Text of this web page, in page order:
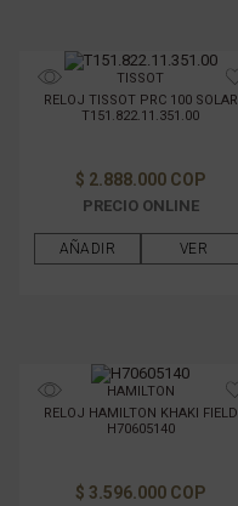
TISSOT
RELOJ TISSOT PRC 100 SOLAR
T151.822.11.351.00
$ 2.888.000 COP
PRECIO ONLINE
AÑADIR VER
HAMILTON
RELOJ HAMILTON KHAKI FIELD
H70605140
$ 3.596.000 COP